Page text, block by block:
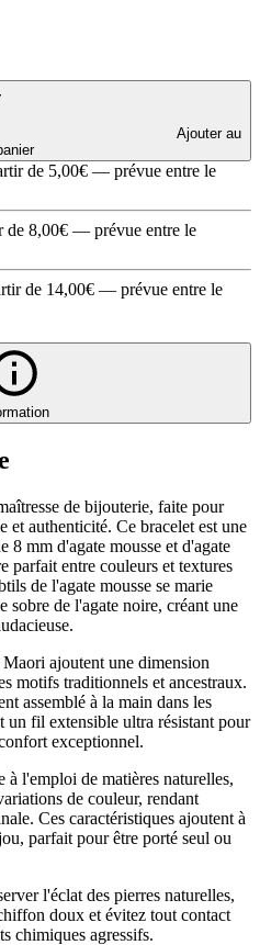
Ajouter au
de 5,00€ — prévue entre le
de 8,00€ — prévue entre le
de 14,00€ — prévue entre le
de bijouterie, faite pour
et authenticité. Ce bracelet est une
8 mm d'agate mousse et d'agate
parfait entre couleurs et textures
de l'agate mousse se marie
sobre de l'agate noire, créant une
ajoutent une dimension
motifs traditionnels et ancestraux.
assemblé à la main dans les
un fil extensible ultra résistant pour
exceptionnel.
à l'emploi de matières naturelles,
de couleur, rendant
Ces caractéristiques ajoutent à
parfait pour être porté seul ou
l'éclat des pierres naturelles,
doux et évitez tout contact
chimiques agressifs.